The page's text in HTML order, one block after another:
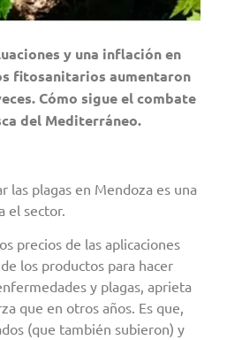
y una inflación en
fitosanitarios aumentaron
Cómo sigue el combate
del Mediterráneo.
las plagas en Mendoza es una
el sector.
precios de las aplicaciones
los productos para hacer
y plagas, aprieta
que en otros años. Es que,
(que también subieron) y